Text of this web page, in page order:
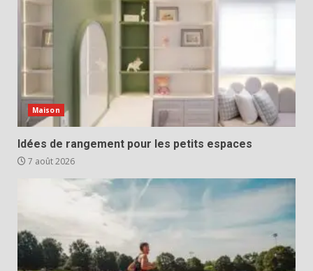
Maison
Idées de rangement pour les petits espaces
7 août 2026